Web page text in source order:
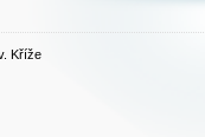
Kříže